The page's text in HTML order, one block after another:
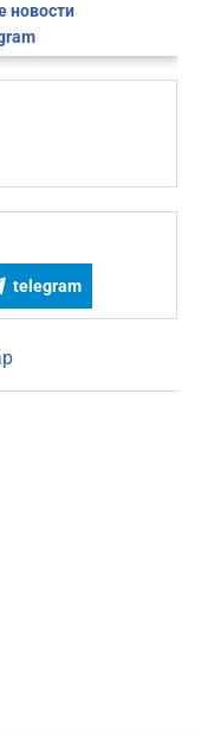
новости
telegram